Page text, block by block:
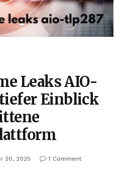
Leaks AIO-
Einblick
20, 2025
1 Comment